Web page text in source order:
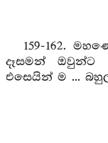
159-162.
දෑසමන් ඔවුන්ට
එසෙයින් ම ...